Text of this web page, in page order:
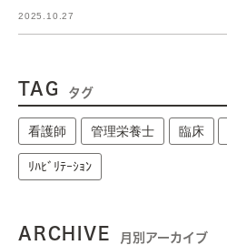
2025.10.27
TAG タグ
看護師 管理栄養士 臨床
ﾘﾊﾋﾞﾘﾃｰｼｮﾝ
ARCHIVE 月別アーカイブ